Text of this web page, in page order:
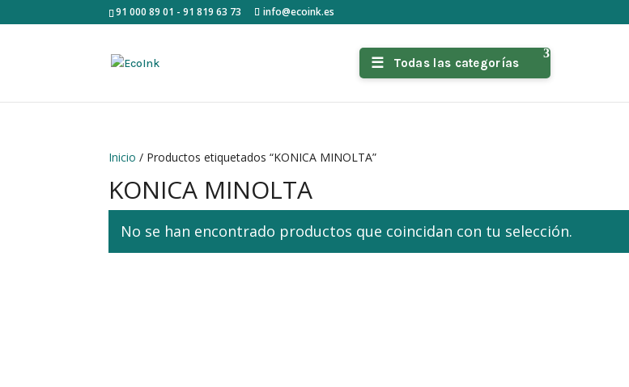
91 000 89 01 - 91 819 63 73 info@ecoink.es
Todas las categorías
Inicio / Productos etiquetados “KONICA MINOLTA”
KONICA MINOLTA
No se han encontrado productos que coincidan con tu selección.